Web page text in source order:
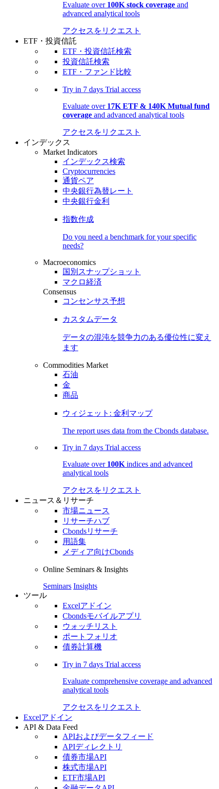
Evaluate over 100K stock coverage and
advanced analytical tools
アクセスをリクエスト
ETF・投資信託
ETF・投資信託検索
投資信託検索
ETF・ファンド比較
Try in 7 days Trial access
Evaluate over 17K ETF & 140K Mutual fund
coverage and advanced analytical tools
アクセスをリクエスト
インデックス
Market Indicators
インデックス検索
Cryptocurrencies
通貨ペア
中央銀行為替レート
中央銀行金利
指数作成
Do you need a benchmark for your specific
needs?
Macroeconomics
国別スナップショット
マクロ経済
Consensus
コンセンサス予想
カスタムデータ
データの混沌を競争力のある優位性に変え
ます
Commodities Market
石油
金
商品
ウィジェット: 金利マップ
The report uses data from the Cbonds database.
Try in 7 days Trial access
Evaluate over 100K indices and advanced
analytical tools
アクセスをリクエスト
ニュース＆リサーチ
市場ニュース
リサーチハブ
Cbondsリサーチ
用語集
メディア向けCbonds
Online Seminars & Insights
Seminars Insights
ツール
Excelアドイン
Cbondsモバイルアプリ
ウォッチリスト
ポートフォリオ
債券計算機
Try in 7 days Trial access
Evaluate comprehensive coverage and advanced
analytical tools
アクセスをリクエスト
Excelアドイン
API & Data Feed
APIおよびデータフィード
APIディレクトリ
債券市場API
株式市場API
ETF市場API